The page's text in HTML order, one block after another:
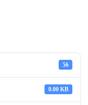
56
0.00 KB